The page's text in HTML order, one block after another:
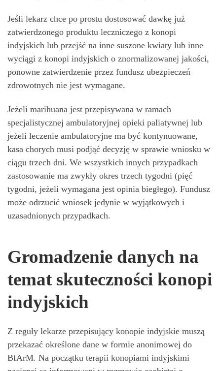
Jeśli lekarz chce po prostu dostosować dawkę już
zatwierdzonego produktu leczniczego z konopi
indyjskich lub przejść na inne suszone kwiaty lub inne
wyciągi z konopi indyjskich o znormalizowanej jakości,
ponowne zatwierdzenie przez fundusz ubezpieczeń
zdrowotnych nie jest wymagane.
Jeżeli marihuana jest przepisywana w ramach
specjalistycznej ambulatoryjnej opieki paliatywnej lub
jeżeli leczenie ambulatoryjne ma być kontynuowane,
kasa chorych musi podjąć decyzję w sprawie wniosku w
ciągu trzech dni. We wszystkich innych przypadkach
zastosowanie ma zwykły okres trzech tygodni (pięć
tygodni, jeżeli wymagana jest opinia biegłego). Fundusz
może odrzucić wniosek jedynie w wyjątkowych i
uzasadnionych przypadkach.
Gromadzenie danych na
temat skuteczności konopi
indyjskich
Z reguły lekarze przepisujący konopie indyjskie muszą
przekazać określone dane w formie anonimowej do
BfArM. Na początku terapii konopiami indyjskimi